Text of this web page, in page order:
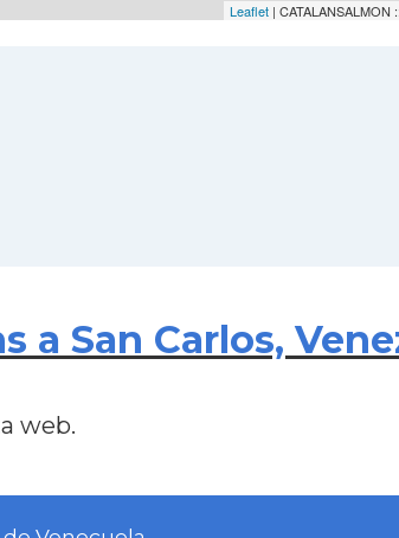
Leaflet | CATALANSALMON
a San Carlos,
web.